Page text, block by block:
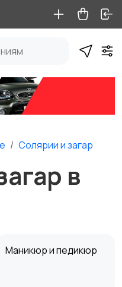
Солярии и загар
в
Маникюр и педикюр